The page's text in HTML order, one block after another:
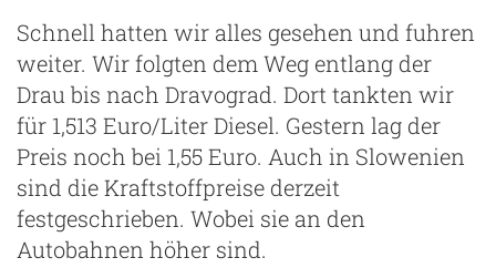
Schnell hatten wir alles gesehen und fuhren
weiter. Wir folgten dem Weg entlang der
Drau bis nach Dravograd. Dort tankten wir
für 1,513 Euro/Liter Diesel. Gestern lag der
Preis noch bei 1,55 Euro. Auch in Slowenien
sind die Kraftstoffpreise derzeit
festgeschrieben. Wobei sie an den
Autobahnen höher sind.